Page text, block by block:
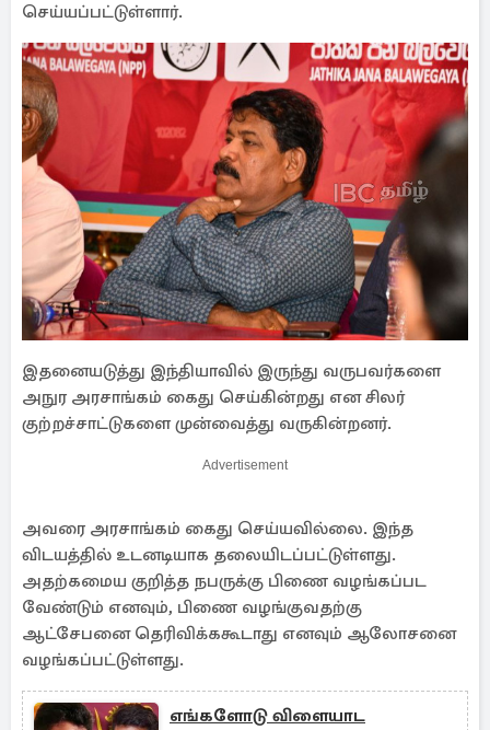
செய்யப்பட்டுள்ளார்.
இதனையடுத்து இந்தியாவில் இருந்து வருபவர்களை
அநுர அரசாங்கம் கைது செய்கின்றது என சிலர்
குற்றச்சாட்டுகளை முன்வைத்து வருகின்றனர்.
Advertisement
அவரை அரசாங்கம் கைது செய்யவில்லை. இந்த
விடயத்தில் உடனடியாக தலையிடப்பட்டுள்ளது.
அதற்கமைய குறித்த நபருக்கு பிணை வழங்கப்பட
வேண்டும் எனவும், பிணை வழங்குவதற்கு
ஆட்சேபனை தெரிவிக்ககூடாது எனவும் ஆலோசனை
வழங்கப்பட்டுள்ளது.
எங்களோடு விளையாட